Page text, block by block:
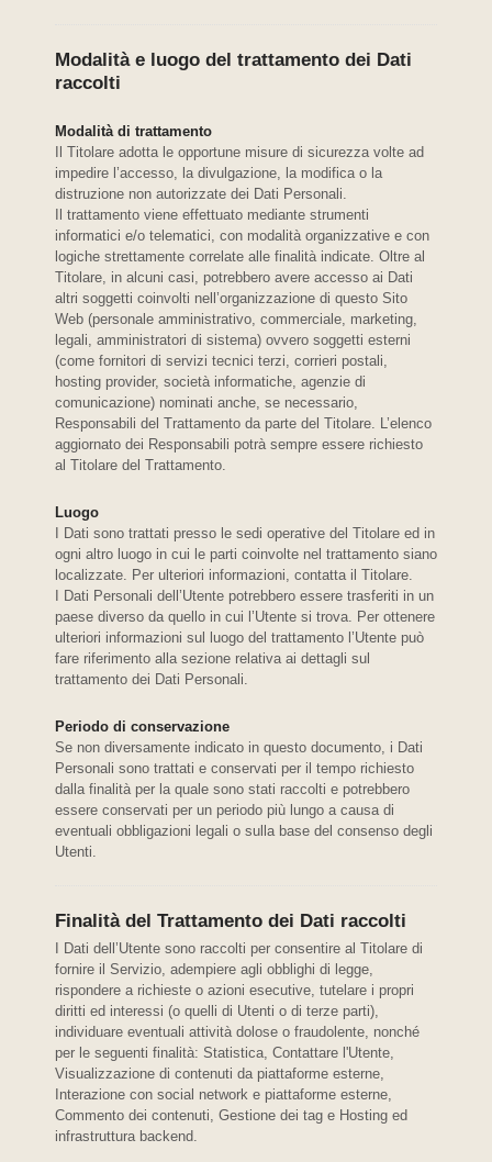
Modalità e luogo del trattamento dei Dati
raccolti
Modalità di trattamento
Il Titolare adotta le opportune misure di sicurezza volte ad
impedire l’accesso, la divulgazione, la modifica o la
distruzione non autorizzate dei Dati Personali.
Il trattamento viene effettuato mediante strumenti
informatici e/o telematici, con modalità organizzative e con
logiche strettamente correlate alle finalità indicate. Oltre al
Titolare, in alcuni casi, potrebbero avere accesso ai Dati
altri soggetti coinvolti nell’organizzazione di questo Sito
Web (personale amministrativo, commerciale, marketing,
legali, amministratori di sistema) ovvero soggetti esterni
(come fornitori di servizi tecnici terzi, corrieri postali,
hosting provider, società informatiche, agenzie di
comunicazione) nominati anche, se necessario,
Responsabili del Trattamento da parte del Titolare. L’elenco
aggiornato dei Responsabili potrà sempre essere richiesto
al Titolare del Trattamento.
Luogo
I Dati sono trattati presso le sedi operative del Titolare ed in
ogni altro luogo in cui le parti coinvolte nel trattamento siano
localizzate. Per ulteriori informazioni, contatta il Titolare.
I Dati Personali dell’Utente potrebbero essere trasferiti in un
paese diverso da quello in cui l’Utente si trova. Per ottenere
ulteriori informazioni sul luogo del trattamento l’Utente può
fare riferimento alla sezione relativa ai dettagli sul
trattamento dei Dati Personali.
Periodo di conservazione
Se non diversamente indicato in questo documento, i Dati
Personali sono trattati e conservati per il tempo richiesto
dalla finalità per la quale sono stati raccolti e potrebbero
essere conservati per un periodo più lungo a causa di
eventuali obbligazioni legali o sulla base del consenso degli
Utenti.
Finalità del Trattamento dei Dati raccolti
I Dati dell’Utente sono raccolti per consentire al Titolare di
fornire il Servizio, adempiere agli obblighi di legge,
rispondere a richieste o azioni esecutive, tutelare i propri
diritti ed interessi (o quelli di Utenti o di terze parti),
individuare eventuali attività dolose o fraudolente, nonché
per le seguenti finalità: Statistica, Contattare l'Utente,
Visualizzazione di contenuti da piattaforme esterne,
Interazione con social network e piattaforme esterne,
Commento dei contenuti, Gestione dei tag e Hosting ed
infrastruttura backend.